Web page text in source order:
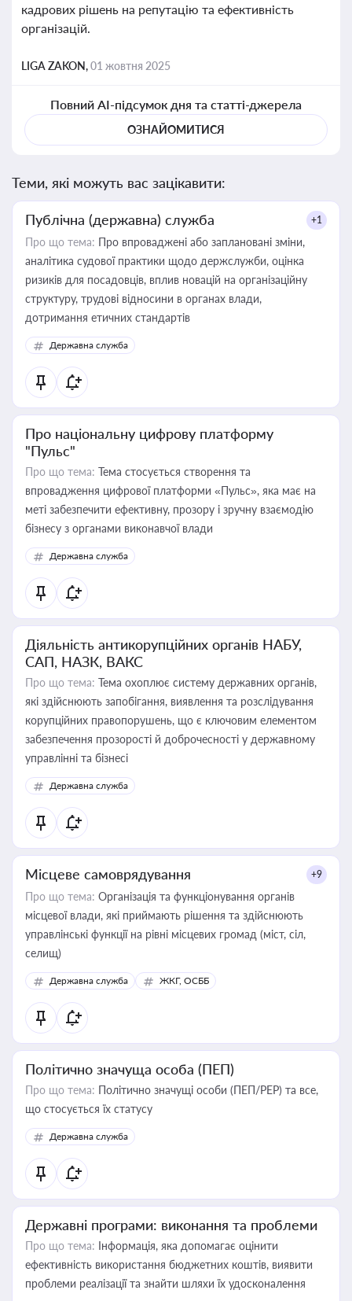
кадрових рішень на репутацію та ефективність
організацій.
LIGA ZAKON,01 жовтня 2025
Повний AI-підсумок дня та статті-джерела
ОЗНАЙОМИТИСЯ
Теми, які можуть вас зацікавити:
Публічна (державна) служба +1
Про що тема: Про впроваджені або заплановані зміни,
аналітика судової практики щодо держслужби, оцінка
ризиків для посадовців, вплив новацій на організаційну
структуру, трудові відносини в органах влади,
дотримання етичних стандартів
Державна служба
Про національну цифрову платформу
"Пульс"
Про що тема: Тема стосується створення та
впровадження цифрової платформи «Пульс», яка має на
меті забезпечити ефективну, прозору і зручну взаємодію
бізнесу з органами виконавчої влади
Державна служба
Діяльність антикорупційних органів НАБУ,
САП, НАЗК, ВАКС
Про що тема: Тема охоплює систему державних органів,
які здійснюють запобігання, виявлення та розслідування
корупційних правопорушень, що є ключовим елементом
забезпечення прозорості й доброчесності у державному
управлінні та бізнесі
Державна служба
Місцеве самоврядування +9
Про що тема: Організація та функціонування органів
місцевої влади, які приймають рішення та здійснюють
управлінські функції на рівні місцевих громад (міст, сіл,
селищ)
Державна служба ЖКГ, ОСББ
Політично значуща особа (ПЕП)
Про що тема: Політично значущі особи (ПЕП/PEP) та все,
що стосується їх статусу
Державна служба
Державні програми: виконання та проблеми
Про що тема: Інформація, яка допомагає оцінити
ефективність використання бюджетних коштів, виявити
проблеми реалізації та знайти шляхи їх удосконалення